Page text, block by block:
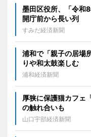
墨田区役所、「令和
開庁前から長い列
すみだ経済新聞
浦和で「親子の居場
りや和太鼓楽しむ
浦和経済新聞
厚狭に保護猫カフェ
の触れ合いも
山口宇部経済新聞